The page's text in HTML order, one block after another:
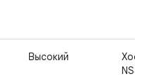
Высокий
Хост
NSS